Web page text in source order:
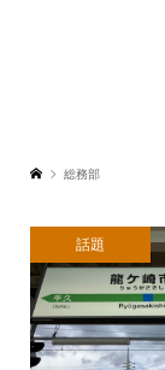
総務部
話題